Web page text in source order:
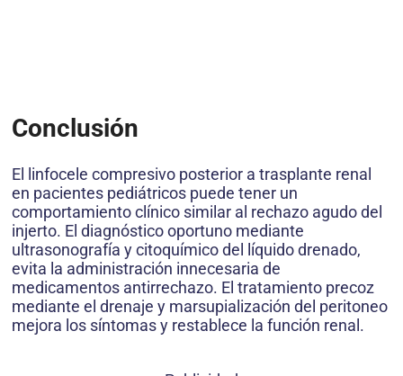
Conclusión
El linfocele compresivo posterior a trasplante renal
en pacientes pediátricos puede tener un
comportamiento clínico similar al rechazo agudo del
injerto. El diagnóstico oportuno mediante
ultrasonografía y citoquímico del líquido drenado,
evita la administración innecesaria de
medicamentos antirrechazo. El tratamiento precoz
mediante el drenaje y marsupialización del peritoneo
mejora los síntomas y restablece la función renal.